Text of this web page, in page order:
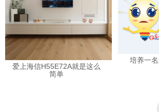
爱上海信H55E72A就是这么
简单
培养一